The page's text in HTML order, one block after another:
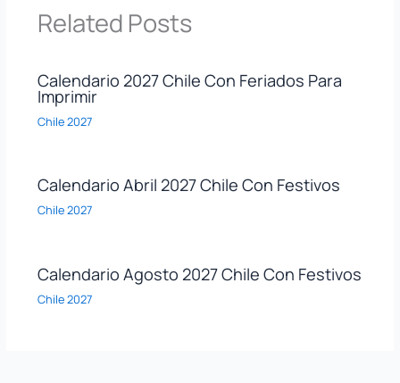
Related Posts
Calendario 2027 Chile Con Feriados Para
Imprimir
Chile 2027
Calendario Abril 2027 Chile Con Festivos
Chile 2027
Calendario Agosto 2027 Chile Con Festivos
Chile 2027